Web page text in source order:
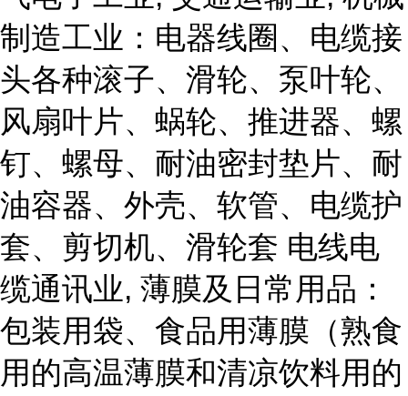
制造工业：电器线圈、电缆接
头各种滚子、滑轮、泵叶轮、
风扇叶片、蜗轮、推进器、螺
钉、螺母、耐油密封垫片、耐
油容器、外壳、软管、电缆护
套、剪切机、滑轮套 电线电
缆通讯业, 薄膜及日常用品：
包装用袋、食品用薄膜（熟食
用的高温薄膜和清凉饮料用的